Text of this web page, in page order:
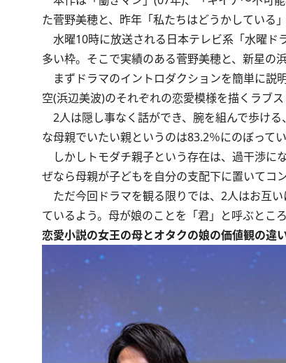
た菅野美穂と、昨年「私たちはどうかしている
水曜10時に放送される日本テレビ系「水曜ド
多い枠。そこで実績のある菅野美穂と、新星の
まずドラマのイントロダクションを簡単に説
空(浜辺美波)のそれぞれの恋愛模様を描くラブス
2人は隠し事なく話ができ、腕を組んで歩け
な母親でいたい親というのは83.2％にのぼって
しかしトモダチ親子という存在は、過干渉に
ぜなら母親が子どもを自分の支配下に置いてコ
ただ今回ドラマを観る限りでは、2人はお互
ているよう。母が娘のことを「君」と呼ぶとこ
恋愛小説の女王の母とオタクの娘の価値観の違